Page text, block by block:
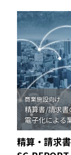
商業施設向け
精算書/請求書
電子化による
精算・請求